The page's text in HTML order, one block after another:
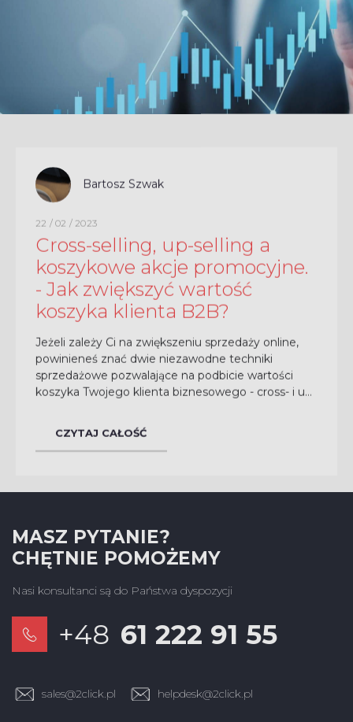
Bartosz Szwak
22 / 02 / 2023
Cross-selling, up-selling a
koszykowe akcje promocyjne.
- Jak zwiększyć wartość
koszyka klienta B2B?
Jeżeli zależy Ci na zwiększeniu sprzedaży online,
powinieneś znać dwie niezawodne techniki
sprzedażowe pozwalające na podbicie wartości
koszyka Twojego klienta biznesowego - cross- i up-
CZYTAJ CAŁOŚĆNASTĘPNE WPISY
MASZ PYTANIE?
CHĘTNIE POMOŻEMY
Nasi konsultanci są do Państwa dyspozycji
+48 61 222 91 55
sales@2click.pl helpdesk@2click.pl